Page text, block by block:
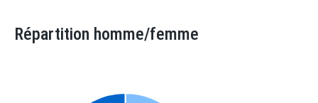
Répartition homme/femme